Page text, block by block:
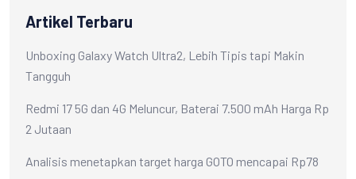
Artikel Terbaru
Unboxing Galaxy Watch Ultra2, Lebih Tipis tapi Makin
Tangguh
Redmi 17 5G dan 4G Meluncur, Baterai 7.500 mAh Harga Rp
2 Jutaan
Analisis menetapkan target harga GOTO mencapai Rp78